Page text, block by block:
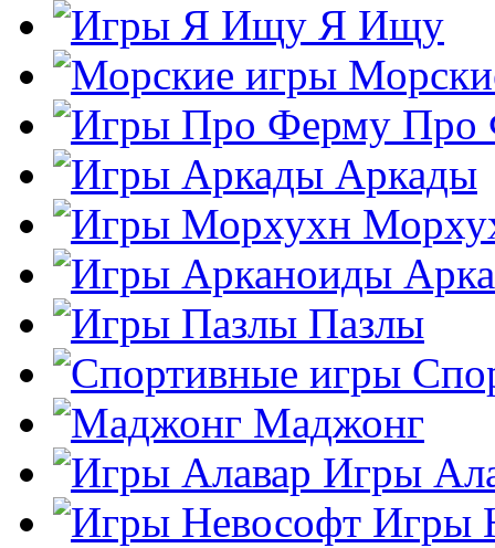
Я Ищу
Про
Аркады
Пазлы
Маджонг
Игры
Игры